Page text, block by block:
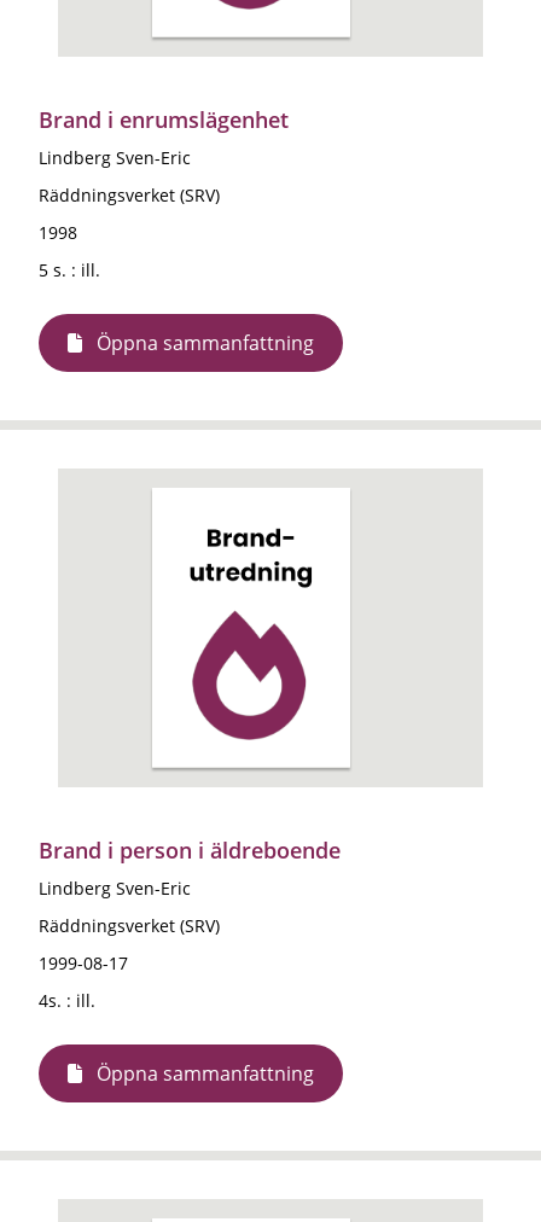
Brand i enrumslägenhet
Lindberg Sven-Eric
Räddningsverket (SRV)
1998
5 s. : ill.
Öppna sammanfattning
Brand i person i äldreboende
Lindberg Sven-Eric
Räddningsverket (SRV)
1999-08-17
4s. : ill.
Öppna sammanfattning